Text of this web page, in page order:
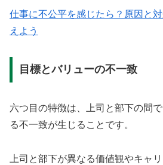
仕事に不公平を感じたら？原因と
えよう
目標とバリューの不一致
六つ目の特徴は、上司と部下の間
る不一致が生じることです。
上司と部下が異なる価値観やキャ